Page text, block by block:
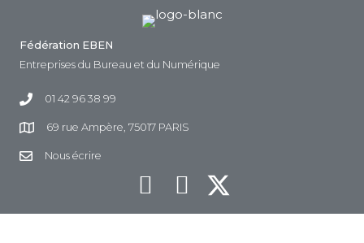
Fédération EBEN
Entreprises du Bureau et du Numérique
01 42 96 38 99
69 rue Ampère, 75017 PARIS
Nous écrire